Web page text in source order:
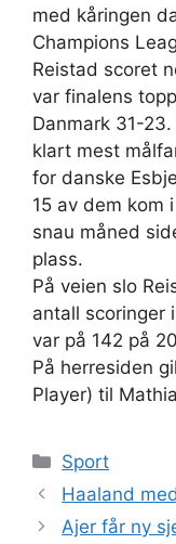
med kåringen
Champions
Reistad scoret
var finalens
Danmark 31-
klart mest
for danske
15 av dem kom
snau måned
plass.
På veien slo
antall scoringer
var på 142 på
På herresiden
Player) til
Kategorier
Sport
Haaland
Ajer får ny